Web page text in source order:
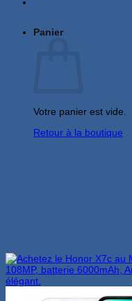
Panier
Votre panier est vide.
Retour à la boutique